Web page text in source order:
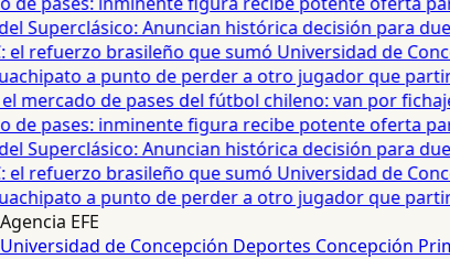
Anuncian histórica decisión para
refuerzo brasileño que sumó Universidad de
a punto de perder a otro jugador que
de pases del fútbol chileno: van por fichaje
pases: inminente figura recibe potente oferta
Anuncian histórica decisión para
refuerzo brasileño que sumó Universidad de
a punto de perder a otro jugador que
Agencia EFE
Universidad de Concepción Deportes Concepción